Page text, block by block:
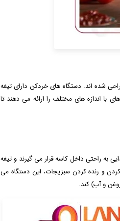
شده اند. دستگاه های خردکن دارای تیغه
با اندازه‌ های مختلف را ارائه می دهند تا
به راحتی داخل کاسه قرار می گیرند و تیغه
و رنده کردن سبزیجات، این دستگاه می
و آب) کند.